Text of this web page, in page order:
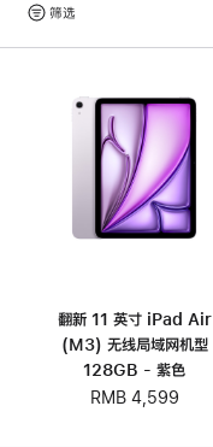
览
筛选
翻新 11 英寸 iPad Air
(M3) 无线局域网机型
128GB - 紫色
RMB 4,599